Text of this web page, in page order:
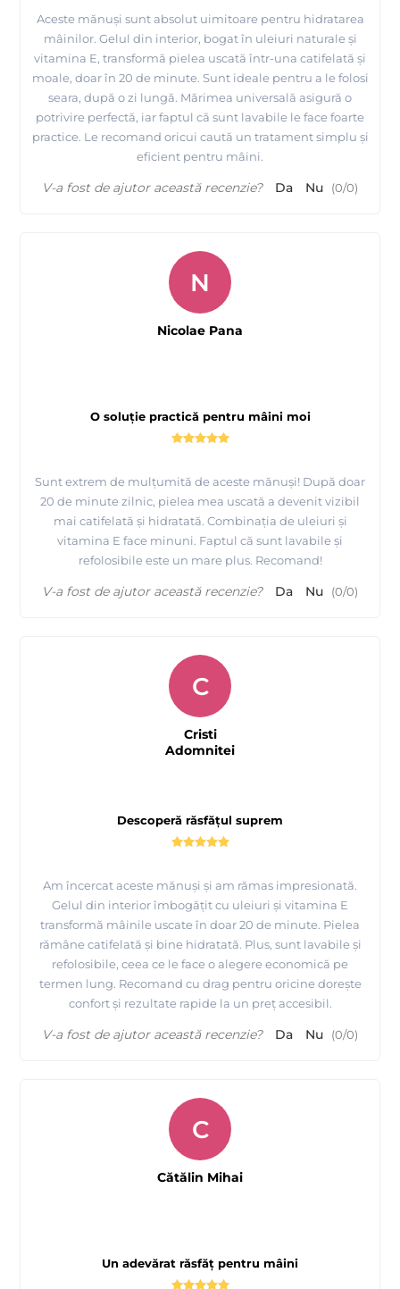
Aceste mănuși sunt absolut uimitoare pentru hidratarea
mâinilor. Gelul din interior, bogat în uleiuri naturale și
vitamina E, transformă pielea uscată într-una catifelată și
moale, doar în 20 de minute. Sunt ideale pentru a le folosi
seara, după o zi lungă. Mărimea universală asigură o
potrivire perfectă, iar faptul că sunt lavabile le face foarte
practice. Le recomand oricui caută un tratament simplu și
eficient pentru mâini.
V-a fost de ajutor această recenzie? Da Nu (0/0)
O soluție practică pentru mâini moi
Sunt extrem de mulțumită de aceste mănuși! După doar
20 de minute zilnic, pielea mea uscată a devenit vizibil
mai catifelată și hidratată. Combinația de uleiuri și
vitamina E face minuni. Faptul că sunt lavabile și
refolosibile este un mare plus. Recomand!
N
Nicolae Pana
V-a fost de ajutor această recenzie? Da Nu (0/0)
Descoperă răsfățul suprem
Am încercat aceste mănuși și am rămas impresionată.
Gelul din interior îmbogățit cu uleiuri și vitamina E
transformă mâinile uscate în doar 20 de minute. Pielea
rămâne catifelată și bine hidratată. Plus, sunt lavabile și
refolosibile, ceea ce le face o alegere economică pe
termen lung. Recomand cu drag pentru oricine dorește
confort și rezultate rapide la un preț accesibil.
C
Cristi
Adomnitei
V-a fost de ajutor această recenzie? Da Nu (0/0)
Un adevărat răsfăț pentru mâini
C
Cătălin Mihai